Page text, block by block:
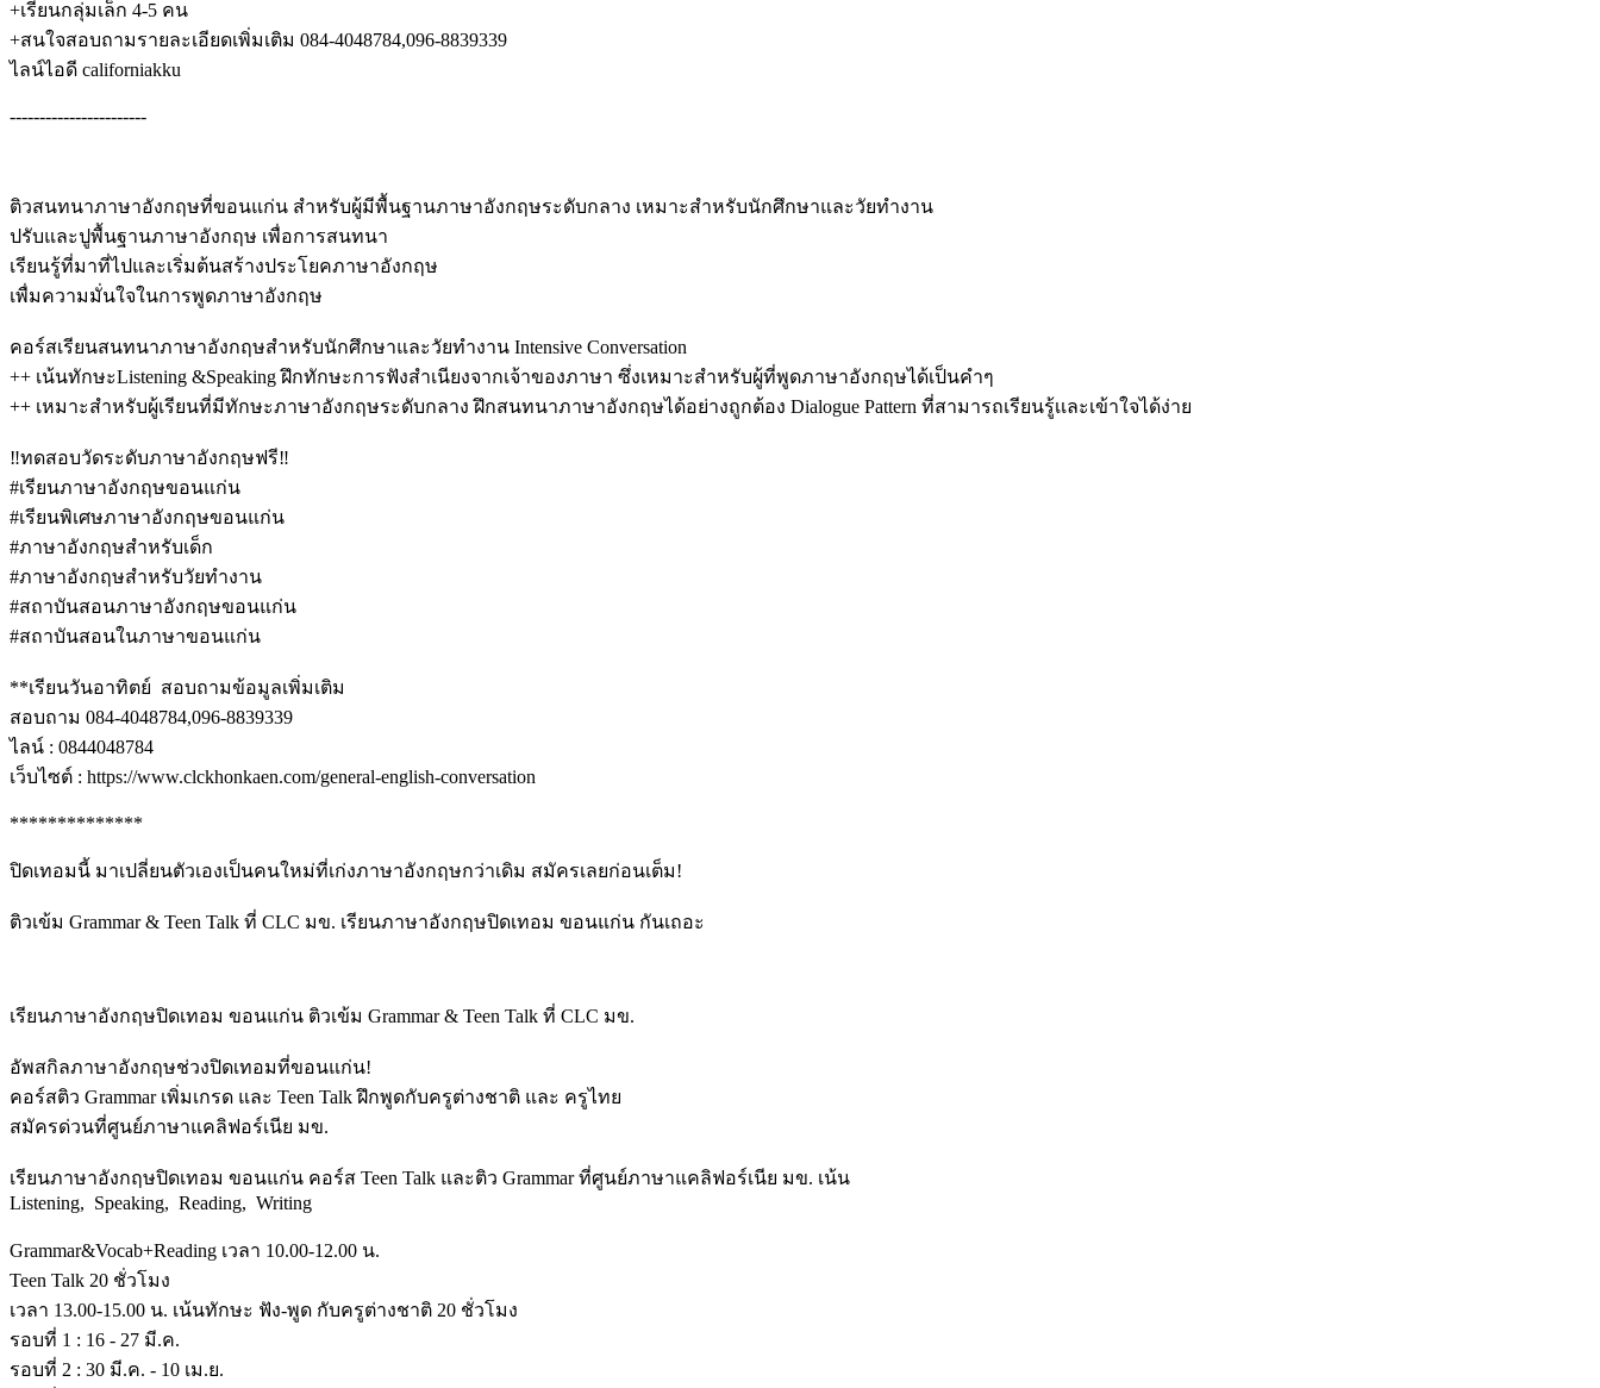
+เรียนกลุ่มเล็ก 4-5 คน
+สนใจสอบถามรายละเอียดเพิ่มเติม 084-4048784,096-8839339
ไลน์ไอดี californiakku
-----------------------
ติวสนทนาภาษาอังกฤษที่ขอนแก่น สำหรับผู้มีพื้นฐานภาษาอังกฤษระดับกลาง เหมาะสำหรับนักศึกษาและวัยทำงาน
ปรับและปูพื้นฐานภาษาอังกฤษ เพื่อการสนทนา
เรียนรู้ที่มาที่ไปและเริ่มต้นสร้างประโยคภาษาอังกฤษ
เพื่มความมั่นใจในการพูดภาษาอังกฤษ
คอร์สเรียนสนทนาภาษาอังกฤษสำหรับนักศึกษาและวัยทำงาน Intensive Conversation
++ เน้นทักษะListening &Speaking ฝึกทักษะการฟังสำเนียงจากเจ้าของภาษา ซึ่งเหมาะสำหรับผู้ที่พูดภาษาอังกฤษได้เป็นคำๆ
++ เหมาะสำหรับผู้เรียนที่มีทักษะภาษาอังกฤษระดับกลาง ฝึกสนทนาภาษาอังกฤษได้อย่างถูกต้อง Dialogue Pattern ที่สามารถเรียนรู้เเละเข้าใจได้ง่าย
‼️ทดสอบวัดระดับภาษาอังกฤษฟรี‼️
#เรียนภาษาอังกฤษขอนแก่น
#เรียนพิเศษภาษาอังกฤษขอนแก่น
#ภาษาอังกฤษสําหรับเด็ก
#ภาษาอังกฤษสําหรับวัยทํางาน
#สถาบันสอนภาษาอังกฤษขอนแก่น
#สถาบันสอนในภาษาขอนแก่น
**เรียนวันอาทิตย์ สอบถามข้อมูลเพิ่มเติม
สอบถาม 084-4048784,096-8839339
ไลน์ : 0844048784
เว็บไซต์ : https://www.clckhonkaen.com/general-english-conversation
**************
ปิดเทอมนี้ มาเปลี่ยนตัวเองเป็นคนใหม่ที่เก่งภาษาอังกฤษกว่าเดิม สมัครเลยก่อนเต็ม!
ติวเข้ม Grammar & Teen Talk ที่ CLC มข. เรียนภาษาอังกฤษปิดเทอม ขอนแก่น กันเถอะ
เรียนภาษาอังกฤษปิดเทอม ขอนแก่น ติวเข้ม Grammar & Teen Talk ที่ CLC มข.
อัพสกิลภาษาอังกฤษช่วงปิดเทอมที่ขอนแก่น!
คอร์สติว Grammar เพิ่มเกรด และ Teen Talk ฝึกพูดกับครูต่างชาติ และ ครูไทย
สมัครด่วนที่ศูนย์ภาษาแคลิฟอร์เนีย มข.
เรียนภาษาอังกฤษปิดเทอม ขอนแก่น คอร์ส Teen Talk และติว Grammar ที่ศูนย์ภาษาแคลิฟอร์เนีย มข. เน้น
Listening, Speaking, Reading, Writing
Grammar&Vocab+Reading เวลา 10.00-12.00 น.
Teen Talk 20 ชั่วโมง
เวลา 13.00-15.00 น. เน้นทักษะ ฟัง-พูด กับครูต่างชาติ 20 ชั่วโมง
รอบที่ 1 : 16 - 27 มี.ค.
รอบที่ 2 : 30 มี.ค. - 10 เม.ย.